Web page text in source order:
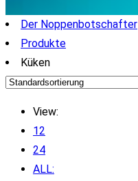
Der Noppenbotschafter
Produkte
Küken
View:
12
24
ALL: